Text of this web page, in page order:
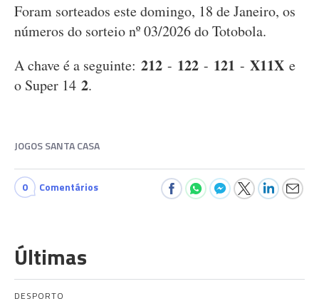
Foram sorteados este domingo, 18 de Janeiro, os
números do sorteio nº 03/2026 do Totobola.
A chave é a seguinte: 212 - 122 - 121 - X11X e
o Super 14 2.
JOGOS SANTA CASA
0 Comentários
Últimas
DESPORTO